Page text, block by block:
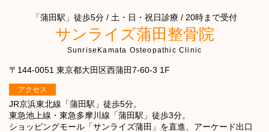
「蒲田駅」徒歩5分 / 土・日・祝日診療 / 20時まで受付
サンライズ蒲田整骨院
SunriseKamata Osteopathic Clinic
〒144-0051 東京都大田区西蒲田7-60-3 1F
アクセス
JR京浜東北線「蒲田駅」徒歩5分。
東急池上線・東急多摩川線「蒲田駅」徒歩3分。
ショッピングモール「サンライズ蒲田」を直進、アーケード出口